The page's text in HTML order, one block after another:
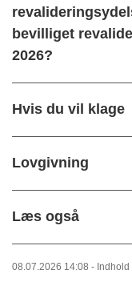
bevilliget
2026?
Hvis du vil klage
Lovgivning
Læs også
08.07.2026 14:08 - Indhold